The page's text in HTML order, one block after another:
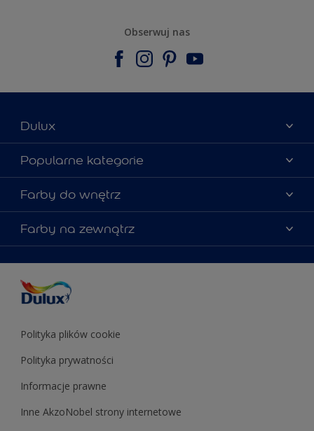
Obserwuj nas
Dulux
Materiały marketingowe
Mapa strony
Kontakt
Zgodność kolorów
Popularne kategorie
Kolory farb
Porady ekspertów
Zainspiruj się
Znajdź sklep
Farby do wnętrz
Farby do ścian
Farby uniwersalne
Podkłady i grunty
Testery farb
Farby do sufitów
Farby na zewnątrz
Farby uniwersalne
Podkłady i grunty
Polityka plików cookie
Polityka prywatności
Informacje prawne
Inne AkzoNobel strony internetowe